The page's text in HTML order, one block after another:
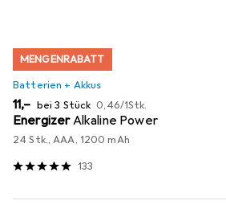
MENGENRABATT
Batterien + Akkus
EUR
11,– bei 3 Stück EUR
0,46/1Stk.
EnergizerAlkaline Power
24 Stk., AAA, 1200 mAh
133